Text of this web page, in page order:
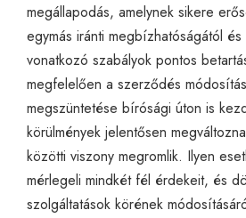
megállapodás, amelynek sikere
egymás iránti megbízhatóságától
vonatkozó szabályok pontos
megfelelően a szerződés
megszüntetése bírósági úton is
körülmények jelentősen
közötti viszony megromlik. Ilyen
mérlegeli mindkét fél érdekeit, és
szolgáltatások körének